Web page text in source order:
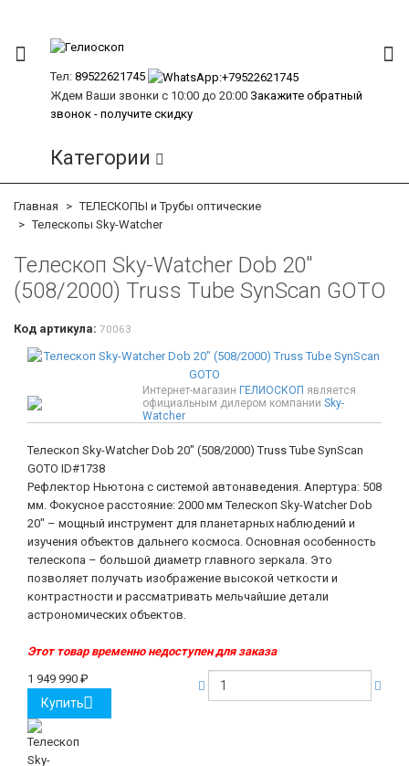
Тел: 89522621745
Ждем Ваши звонки с 10:00 до 20:00 Закажите обратный
звонок - получите скидку
Категории
Главная
ТЕЛЕСКОПЫ и Трубы оптические
Телескопы Sky-Watcher
Телескоп Sky-Watcher Dob 20"
(508/2000) Truss Tube SynScan GOTO
Код артикула: 70063
Интернет-магазин ГЕЛИОСКОП является
официальным дилером компании Sky-
Watcher
Телескоп Sky-Watcher Dob 20" (508/2000) Truss Tube SynScan
GOTO ID#1738
Рефлектор Ньютона с системой автонаведения. Апертура: 508
мм. Фокусное расстояние: 2000 мм Телескоп Sky-Watcher Dob
20" – мощный инструмент для планетарных наблюдений и
изучения объектов дальнего космоса. Основная особенность
телескопа – большой диаметр главного зеркала. Это
позволяет получать изображение высокой четкости и
контрастности и рассматривать мельчайшие детали
астрономических объектов.
Этот товар временно недоступен для заказа
1 949 990 ₽
Купить